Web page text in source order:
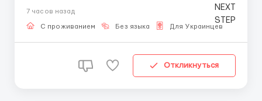
Бремен, Дрезден и других городах Германии.
Требования: Опыт работы от 2...
7 часов назад
С проживанием Без языка Для Украинцев
Откликнуться